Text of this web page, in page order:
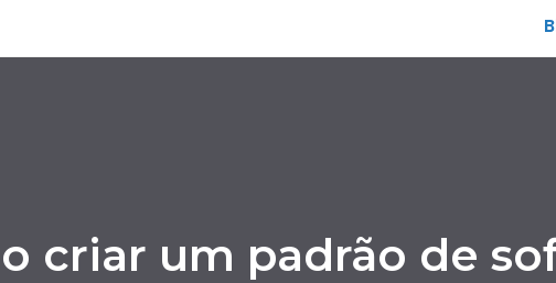
criar um padrão de